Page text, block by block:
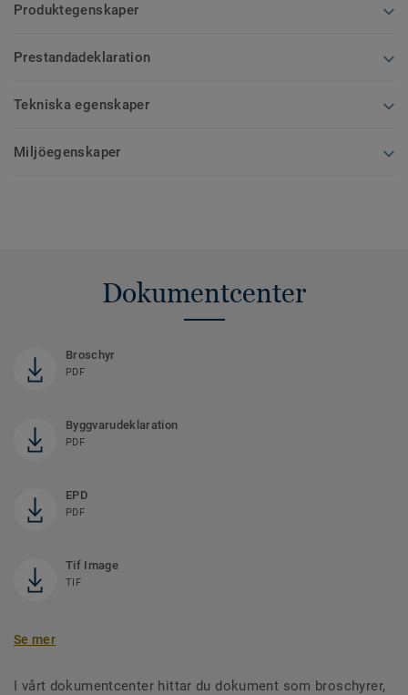
Produktegenskaper
Prestandadeklaration
Tekniska egenskaper
Miljöegenskaper
Dokumentcenter
Broschyr
PDF
Byggvarudeklaration
PDF
EPD
PDF
Tif Image
TIF
Se mer
I vårt dokumentcenter hittar du dokument som broschyrer,